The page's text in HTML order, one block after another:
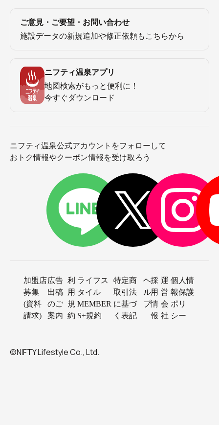
ご意見・ご要望・お問い合わせ
施設データの新規追加や修正依頼もこちらから
ニフティ温泉アプリ
地図検索がもっと便利に！
今すぐダウンロード
ニフティ温泉公式アカウントをフォローして
おトク情報やクーポン情報を受け取ろう
加盟店
募集
(資料
請求)
広告
出稿
のご
案内
利
用
規
約
ライフス
タイル
MEMBER
S+規約
特定商
取引法
に基づ
く表記
ヘ
ル
プ
採
用
情
報
運
営
会
社
個人情
報保護
ポリ
シー
©NIFTY Lifestyle Co., Ltd.